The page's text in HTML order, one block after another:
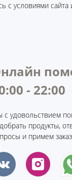
c условиями
- 22:00
с удовольствием
продукты,
и примем